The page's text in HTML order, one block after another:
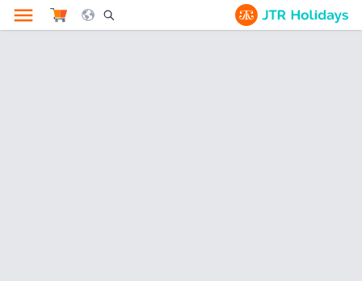
Search Opener Icon